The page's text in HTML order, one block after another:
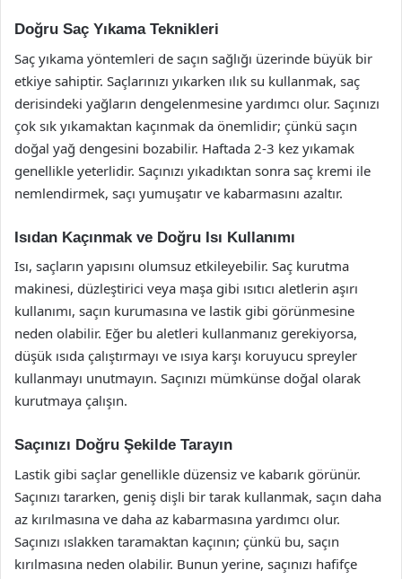
Doğru Saç Yıkama Teknikleri
Saç yıkama yöntemleri de saçın sağlığı üzerinde büyük bir
etkiye sahiptir. Saçlarınızı yıkarken ılık su kullanmak, saç
derisindeki yağların dengelenmesine yardımcı olur. Saçınızı
çok sık yıkamaktan kaçınmak da önemlidir; çünkü saçın
doğal yağ dengesini bozabilir. Haftada 2-3 kez yıkamak
genellikle yeterlidir. Saçınızı yıkadıktan sonra saç kremi ile
nemlendirmek, saçı yumuşatır ve kabarmasını azaltır.
Isıdan Kaçınmak ve Doğru Isı Kullanımı
Isı, saçların yapısını olumsuz etkileyebilir. Saç kurutma
makinesi, düzleştirici veya maşa gibi ısıtıcı aletlerin aşırı
kullanımı, saçın kurumasına ve lastik gibi görünmesine
neden olabilir. Eğer bu aletleri kullanmanız gerekiyorsa,
düşük ısıda çalıştırmayı ve ısıya karşı koruyucu spreyler
kullanmayı unutmayın. Saçınızı mümkünse doğal olarak
kurutmaya çalışın.
Saçınızı Doğru Şekilde Tarayın
Lastik gibi saçlar genellikle düzensiz ve kabarık görünür.
Saçınızı tararken, geniş dişli bir tarak kullanmak, saçın daha
az kırılmasına ve daha az kabarmasına yardımcı olur.
Saçınızı ıslakken taramaktan kaçının; çünkü bu, saçın
kırılmasına neden olabilir. Bunun yerine, saçınızı hafifçe